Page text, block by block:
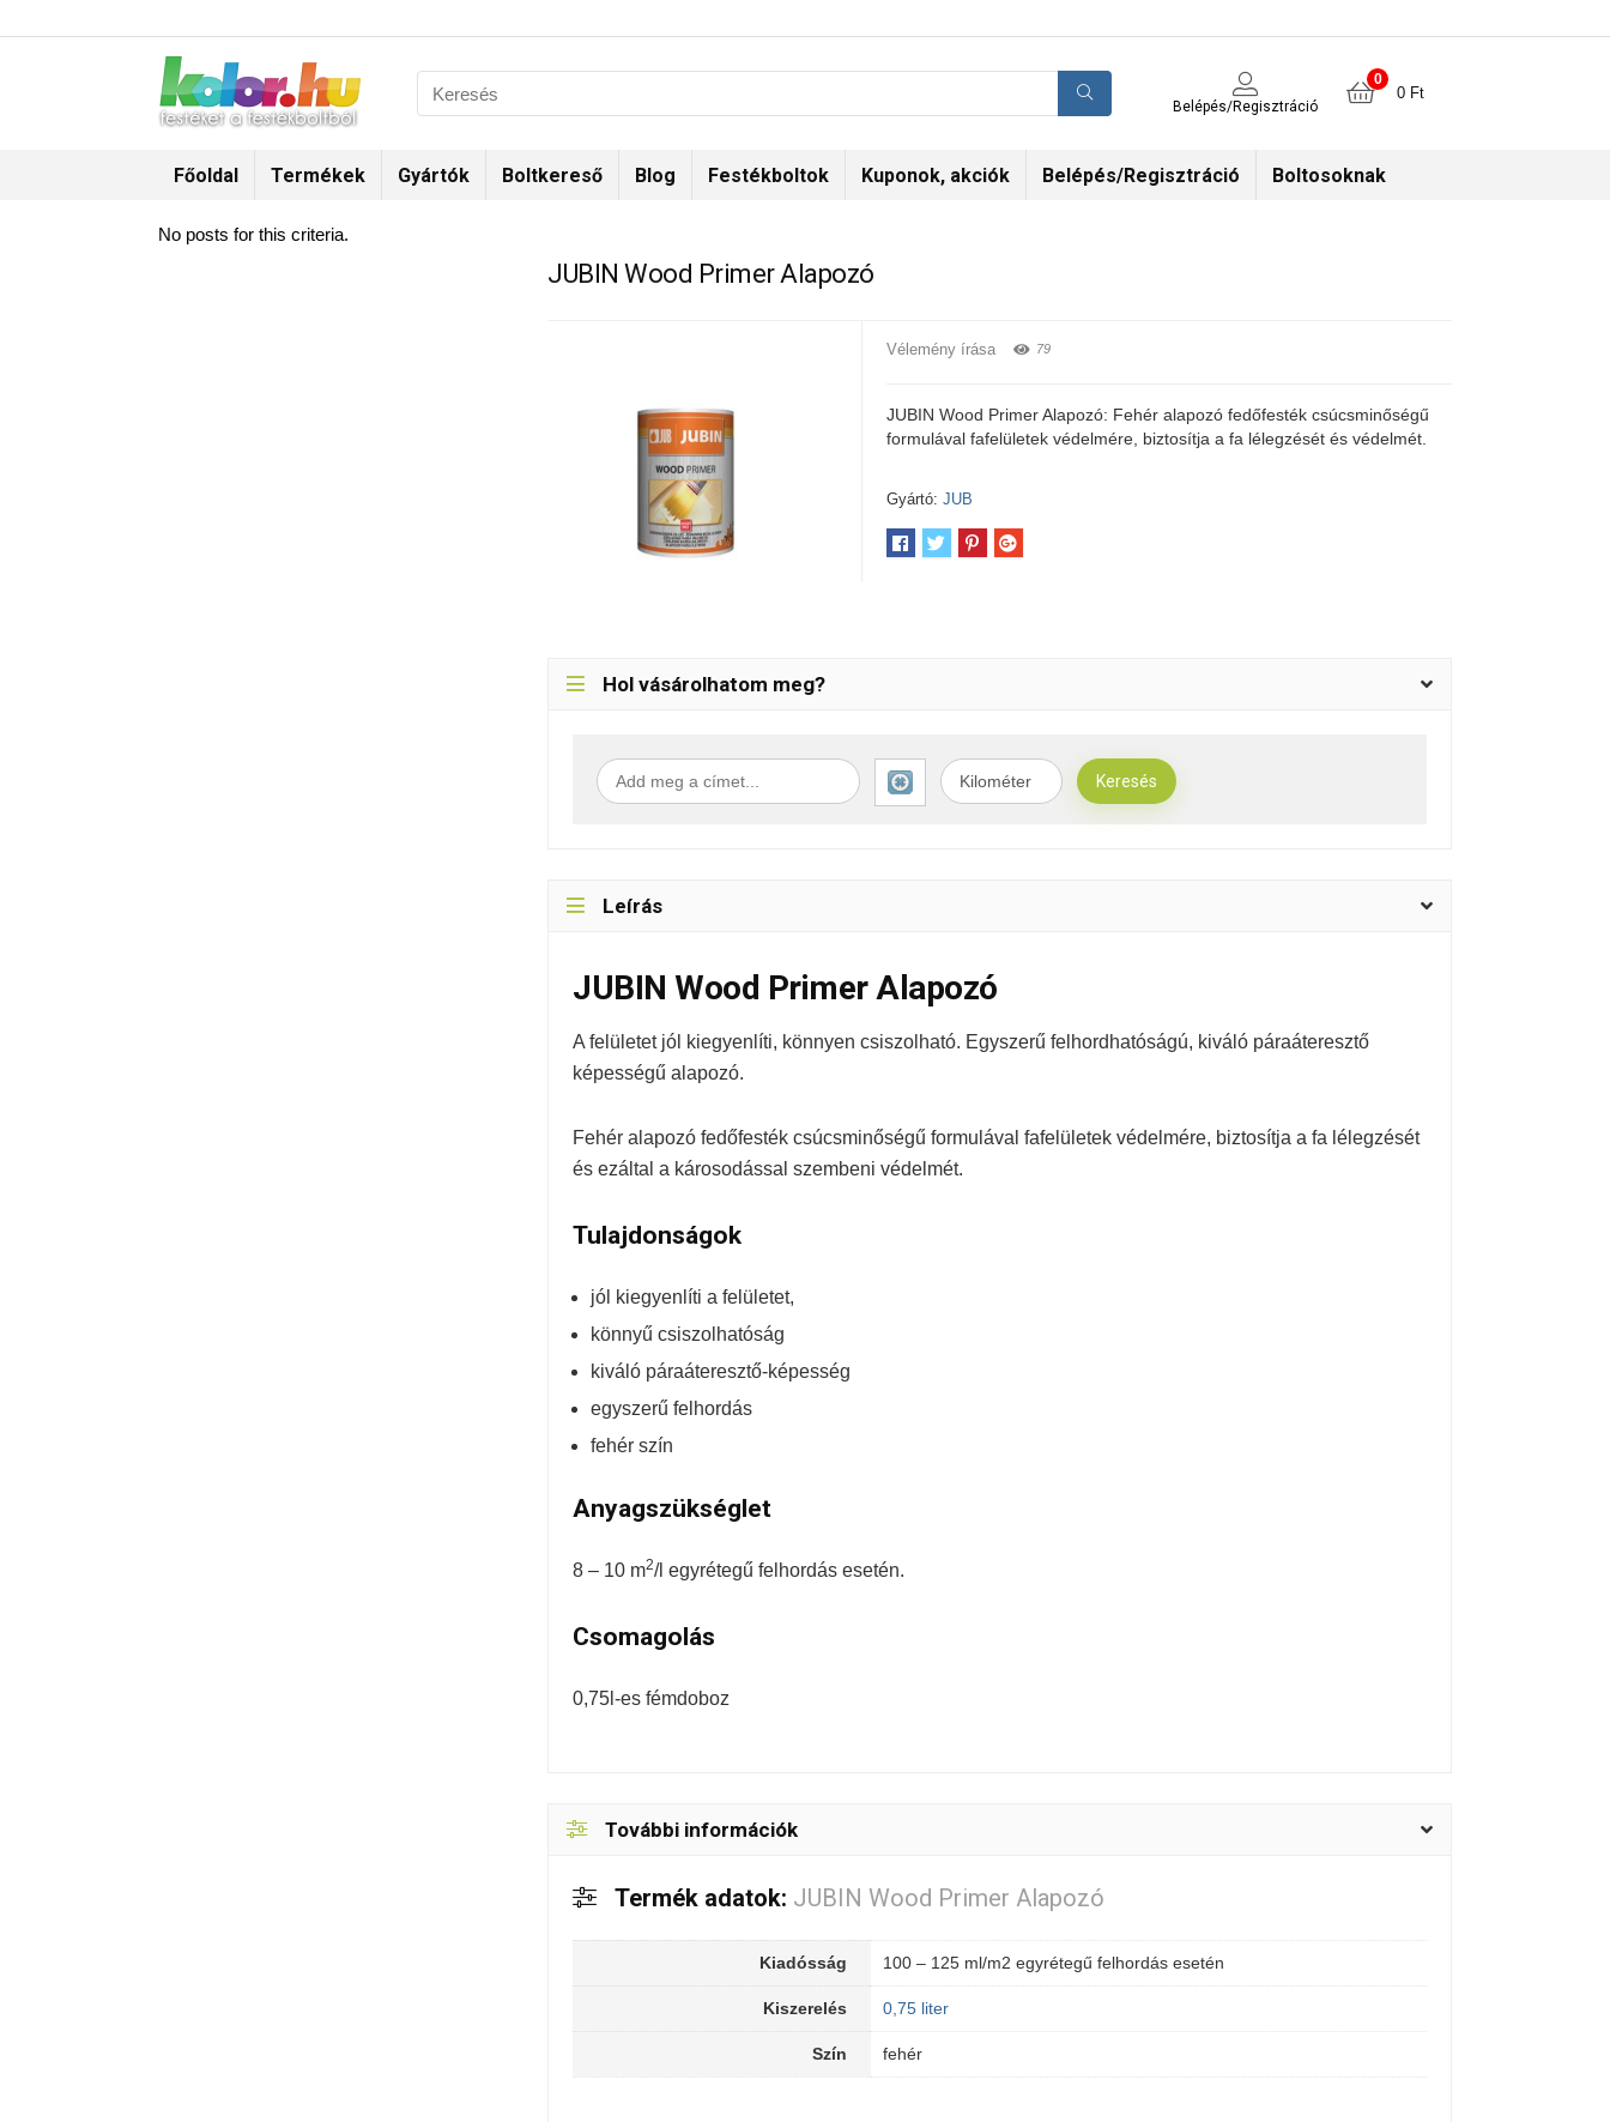
Belépés/Regisztráció
0
0 Ft
Főoldal Termékek Gyártók Boltkereső Blog Festékboltok Kuponok, akciók Belépés/Regisztráció Boltosoknak
JUBIN Wood Primer Alapozó
Vélemény írása 79
JUBIN Wood Primer Alapozó: Fehér alapozó fedőfesték csúcsminőségű
formulával fafelületek védelmére, biztosítja a fa lélegzését és védelmét.
Gyártó: JUB
Hol vásárolhatom meg?
Leírás
JUBIN Wood Primer Alapozó
A felületet jól kiegyenlíti, könnyen csiszolható. Egyszerű felhordhatóságú, kiváló páraáteresztő
képességű alapozó.
Fehér alapozó fedőfesték csúcsminőségű formulával fafelületek védelmére, biztosítja a fa lélegzését
és ezáltal a károsodással szembeni védelmét.
Tulajdonságok
jól kiegyenlíti a felületet,
könnyű csiszolhatóság
kiváló páraáteresztő-képesség
egyszerű felhordás
fehér szín
Anyagszükséglet
8 – 10 m2/l egyrétegű felhordás esetén.
Csomagolás
0,75l-es fémdoboz
További információk
Termék adatok: JUBIN Wood Primer Alapozó
Kiadósság 100 – 125 ml/m2 egyrétegű felhordás esetén
Kiszerelés 0,75 liter
Szín fehér
No posts for this criteria.